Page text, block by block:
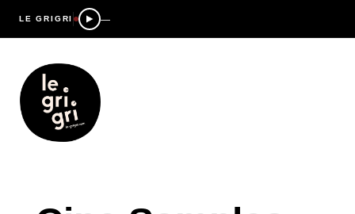
LE GRIGRI —